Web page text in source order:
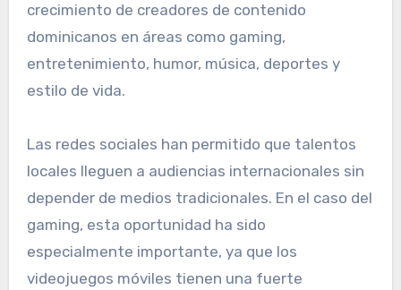
crecimiento de creadores de contenido
dominicanos en áreas como gaming,
entretenimiento, humor, música, deportes y
estilo de vida.
Las redes sociales han permitido que talentos
locales lleguen a audiencias internacionales sin
depender de medios tradicionales. En el caso del
gaming, esta oportunidad ha sido
especialmente importante, ya que los
videojuegos móviles tienen una fuerte